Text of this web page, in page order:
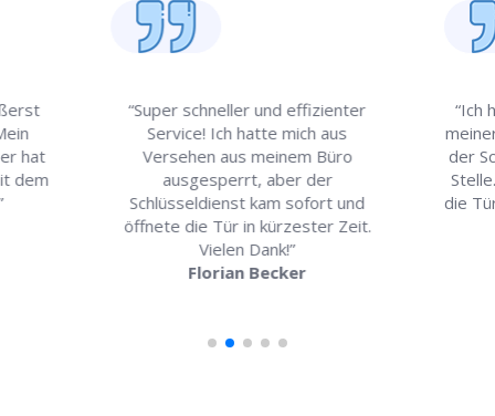
hat
dem
“Super schneller und effizienter
Service! Ich hatte mich aus
Versehen aus meinem Büro
ausgesperrt, aber der
Schlüsseldienst kam sofort und
öffnete die Tür in kürzester Zeit.
Vielen Dank!”
Florian Becker
“Ich
der
die